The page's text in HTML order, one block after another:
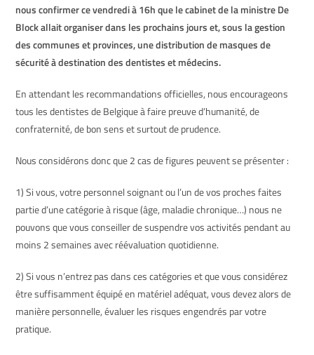
nous confirmer ce vendredi à 16h que le cabinet de la ministre De
Block allait organiser dans les prochains jours et, sous la gestion
des communes et provinces, une distribution de masques de
sécurité à destination des dentistes et médecins.
En attendant les recommandations officielles, nous encourageons
tous les dentistes de Belgique à faire preuve d’humanité, de
confraternité, de bon sens et surtout de prudence.
Nous considérons donc que 2 cas de figures peuvent se présenter :
1) Si vous, votre personnel soignant ou l’un de vos proches faites
partie d’une catégorie à risque (âge, maladie chronique…) nous ne
pouvons que vous conseiller de suspendre vos activités pendant au
moins 2 semaines avec réévaluation quotidienne.
2) Si vous n’entrez pas dans ces catégories et que vous considérez
être suffisamment équipé en matériel adéquat, vous devez alors de
manière personnelle, évaluer les risques engendrés par votre
pratique.